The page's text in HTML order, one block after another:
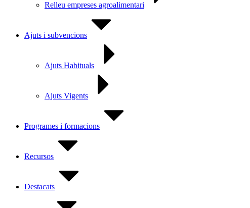
Relleu empreses agroalimentari
Ajuts i subvencions
Ajuts Habituals
Ajuts Vigents
Programes i formacions
Recursos
Destacats